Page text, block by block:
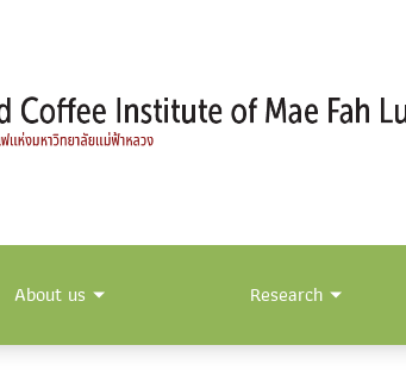
About us Research